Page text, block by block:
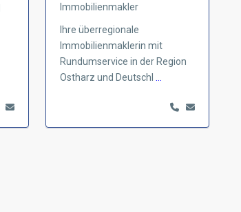
Immobilienmakler
Ihre überregionale
Immobilienmaklerin mit
Rundumservice in der Region
Ostharz und Deutschl ...